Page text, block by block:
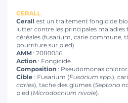
CERALL
Cerall est un traitement fongicide
lutter contre les principales maladies
céréales (fusarium, carie commune,
pourriture sur pied).
AMM : 2080056
Action : Fongicide
Composition : Pseudomonas
Cible : Fusarium (Fusarium spp.),
caries), tache des glumes (Septoria
pied (Microdochium nivale).